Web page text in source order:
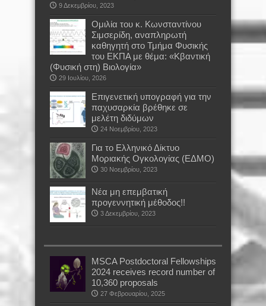
9 Δεκεμβρίου, 2023
Oμιλία του κ. Κωνσταντίνου
Σιμσερίδη, αναπληρωτή
καθηγητή στο Τμήμα Φυσικής
του ΕΚΠΑ με θέμα: «Κβαντική
(Φυσική στη) Βιολογία»
29 Ιουλίου, 2026
Επιγενετική υπογραφή για την
παχυσαρκία βρέθηκε σε
μελέτη διδύμων
24 Νοεμβρίου, 2023
Για το Ελληνικό Δίκτυο
Μοριακής Ογκολογίας (ΕΔΜΟ)
30 Νοεμβρίου, 2023
Νέα μη επεμβατική
προγεννητική μέθοδος!!
3 Δεκεμβρίου, 2023
MSCA Postdoctoral Fellowships
2024 receives record number of
10,360 proposals
27 Φεβρουαρίου, 2025